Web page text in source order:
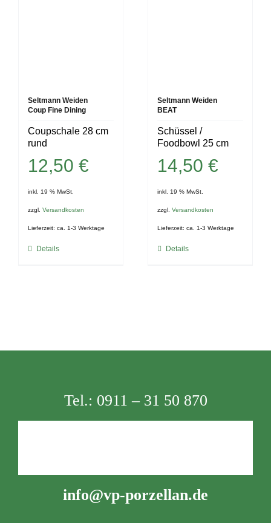
Seltmann Weiden
Coup Fine Dining
Coupschale 28 cm
rund
12,50 €
inkl. 19 % MwSt.
zzgl. Versandkosten
Lieferzeit: ca. 1-3 Werktage
Details
Seltmann Weiden
BEAT
Schüssel /
Foodbowl 25 cm
14,50€
inkl. 19 % MwSt.
zzgl.Versandkosten
Lieferzeit:ca. 1-3 Werktage
Details
Tel.: 0911 – 31 50 870
info@vp-porzellan.de